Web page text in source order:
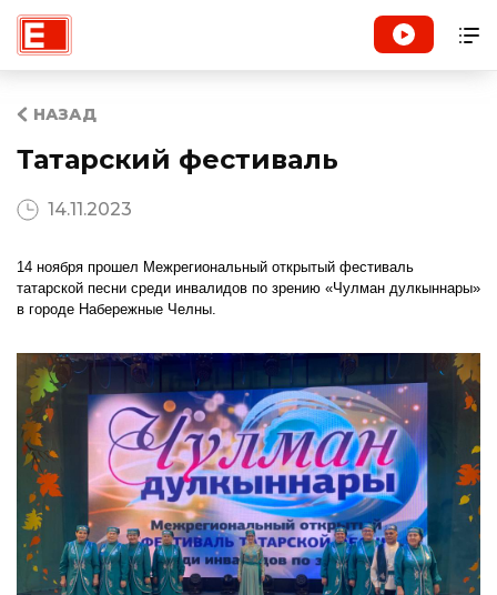
НАЗАД
Татарский фестиваль
14.11.2023
14 ноября прошел Межрегиональный открытый фестиваль
татарской песни среди инвалидов по зрению «Чулман дулкыннары»
в городе Набережные Челны.